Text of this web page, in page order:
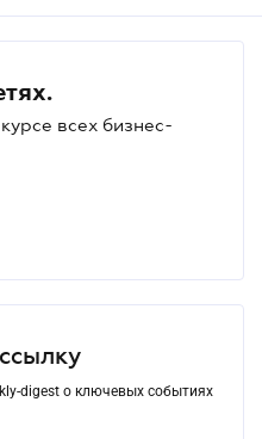
всех бизнес-
digest о ключевых событиях